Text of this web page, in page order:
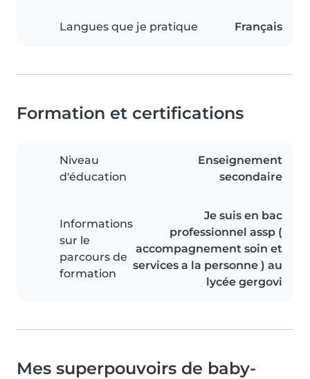
Langues que je pratique Français
Formation et certifications
Niveau
d'éducation
Enseignement
secondaire
Informations
sur le
parcours de
formation
Je suis en bac
professionnel assp (
accompagnement soin et
services a la personne ) au
lycée gergovi
Mes superpouvoirs de baby-